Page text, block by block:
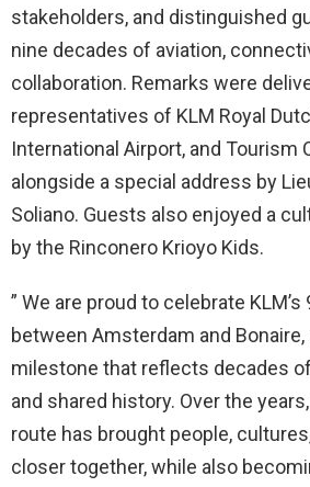
stakeholders, and distinguished
nine decades of aviation,
collaboration. Remarks were
representatives of KLM Royal
International Airport, and Tourism
alongside a special address by
Soliano. Guests also enjoyed a
by the Rinconero Krioyo Kids.
” We are proud to celebrate
between Amsterdam and Bonaire,
milestone that reflects decades
and shared history. Over the
route has brought people,
closer together, while also